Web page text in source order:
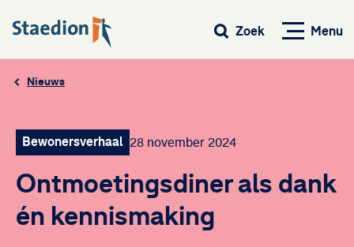
Menu
Zoek
Nieuws
Bewonersverhaal 28 november 2024
Ontmoetingsdiner als dank
én kennismaking